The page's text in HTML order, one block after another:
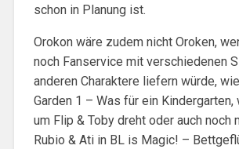
schon in Planung ist.
Orokon wäre zudem nicht Oroken,
noch Fanservice mit verschiedenen
anderen Charaktere liefern würde,
Garden 1 – Was für ein
um Flip & Toby dreht oder auch noch
Rubio & Ati in BL is Magic! –